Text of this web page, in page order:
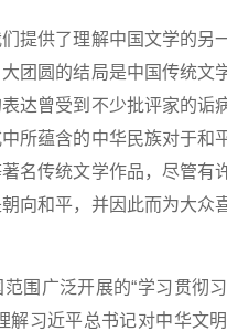
供了理解中国文学的另
团圆的结局是中国传统文
达曾受到不少批评家的诟
所蕴含的中华民族对于和
名传统文学作品，尽管有
向和平，并因此而为大众
广泛开展的“学习贯彻
解习近平总书记对中华文